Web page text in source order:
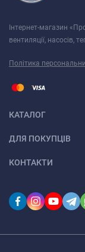
Інтернет-магазин
вентиляції, насосів,
Політика
КАТАЛОГ
ДЛЯ ПОКУПЦІВ
КОНТАКТИ